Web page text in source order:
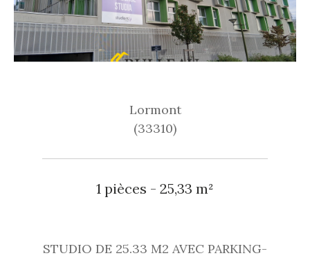
Lormont
(33310)
1 pièces - 25,33 m²
STUDIO DE 25.33 M2 AVEC PARKING-